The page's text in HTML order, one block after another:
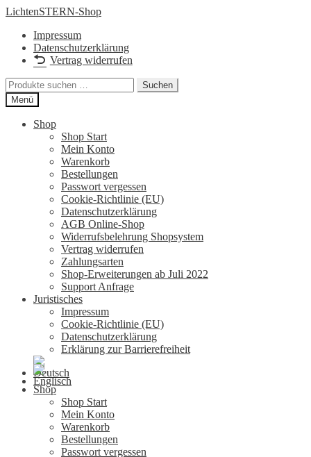
Zur
springen
Zum
springen
LichtenSTERN-Shop
Impressum
Datenschutzerklärung
Vertrag widerrufen
Suchen
nach:
Suchen
Menü
Shop
Shop Start
Mein Konto
Warenkorb
Bestellungen
Passwort vergessen
Cookie-Richtlinie (EU)
Datenschutzerklärung
AGB Online-Shop
Widerrufsbelehrung Shopsystem
Vertrag widerrufen
Zahlungsarten
Shop-Erweiterungen ab Juli 2022
Support Anfrage
Juristisches
Impressum
Cookie-Richtlinie (EU)
Datenschutzerklärung
Erklärung zur Barrierefreiheit
Shop
Shop Start
Mein Konto
Warenkorb
Bestellungen
Passwort vergessen